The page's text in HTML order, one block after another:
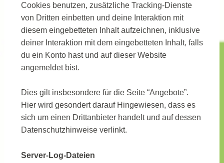
Cookies benutzen, zusätzliche Tracking-Dienste
von Dritten einbetten und deine Interaktion mit
diesem eingebetteten Inhalt aufzeichnen, inklusive
deiner Interaktion mit dem eingebetteten Inhalt, falls
du ein Konto hast und auf dieser Website
angemeldet bist.
Dies gilt insbesondere für die Seite “Angebote”.
Hier wird gesondert darauf Hingewiesen, dass es
sich um einen Drittanbieter handelt und auf dessen
Datenschutzhinweise verlinkt.
Server-Log-Dateien